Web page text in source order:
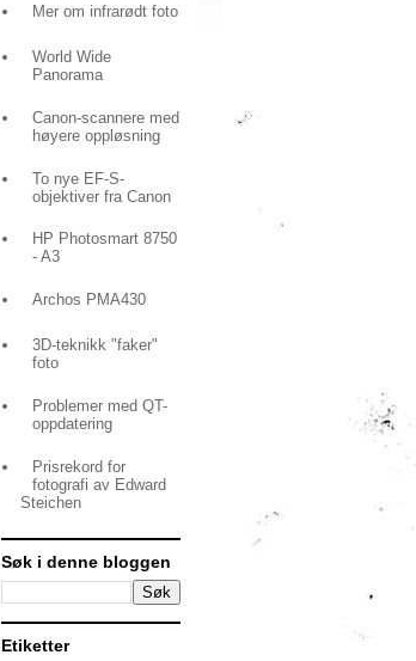
Mer om infrarødt foto
World Wide
Panorama
Canon-scannere med
høyere oppløsning
To nye EF-S-
objektiver fra Canon
HP Photosmart 8750
- A3
Archos PMA430
3D-teknikk "faker"
foto
Problemer med QT-
oppdatering
Prisrekord for
fotografi av Edward
Steichen
Søk i denne bloggen
Etiketter